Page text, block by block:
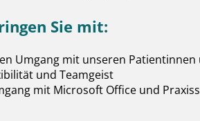
Sie mit:
Umgang mit unseren Patientinnen
und Teamgeist
mit Microsoft Office und